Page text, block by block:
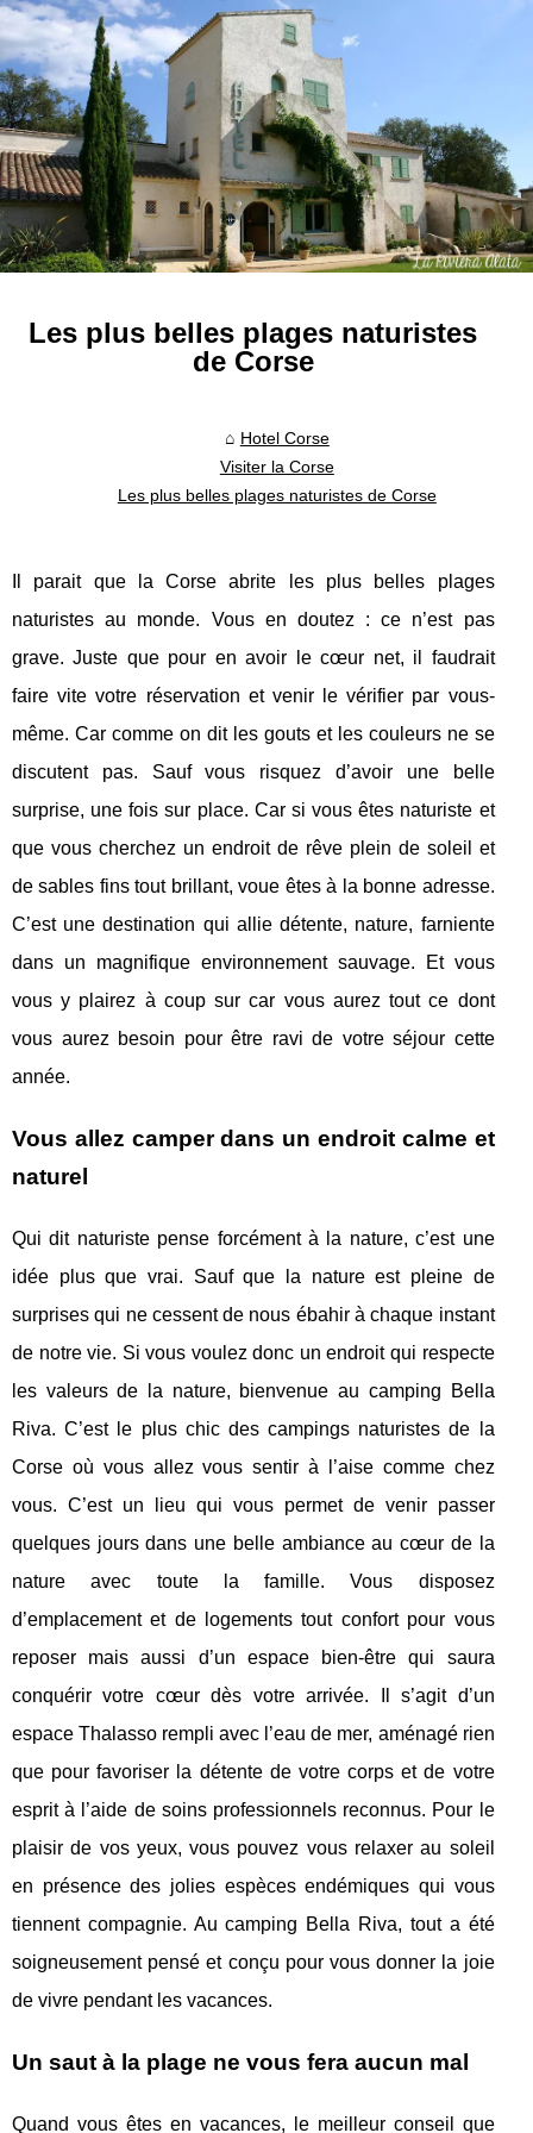
Les plus belles plages naturistes
de Corse
Hotel Corse
Visiter la Corse
Les plus belles plages naturistes de Corse
Il parait que la Corse abrite les plus belles plages
naturistes au monde. Vous en doutez : ce n’est pas
grave. Juste que pour en avoir le cœur net, il faudrait
faire vite votre réservation et venir le vérifier par vous-
même. Car comme on dit les gouts et les couleurs ne se
discutent pas. Sauf vous risquez d’avoir une belle
surprise, une fois sur place. Car si vous êtes naturiste et
que vous cherchez un endroit de rêve plein de soleil et
de sables fins tout brillant, voue êtes à la bonne adresse.
C’est une destination qui allie détente, nature, farniente
dans un magnifique environnement sauvage. Et vous
vous y plairez à coup sur car vous aurez tout ce dont
vous aurez besoin pour être ravi de votre séjour cette
année.
Vous allez camper dans un endroit calme et
naturel
Qui dit naturiste pense forcément à la nature, c’est une
idée plus que vrai. Sauf que la nature est pleine de
surprises qui ne cessent de nous ébahir à chaque instant
de notre vie. Si vous voulez donc un endroit qui respecte
les valeurs de la nature, bienvenue au camping Bella
Riva. C’est le plus chic des campings naturistes de la
Corse où vous allez vous sentir à l’aise comme chez
vous. C’est un lieu qui vous permet de venir passer
quelques jours dans une belle ambiance au cœur de la
nature avec toute la famille. Vous disposez
d’emplacement et de logements tout confort pour vous
reposer mais aussi d’un espace bien-être qui saura
conquérir votre cœur dès votre arrivée. Il s’agit d’un
espace Thalasso rempli avec l’eau de mer, aménagé rien
que pour favoriser la détente de votre corps et de votre
esprit à l’aide de soins professionnels reconnus. Pour le
plaisir de vos yeux, vous pouvez vous relaxer au soleil
en présence des jolies espèces endémiques qui vous
tiennent compagnie. Au camping Bella Riva, tout a été
soigneusement pensé et conçu pour vous donner la joie
de vivre pendant les vacances.
Un saut à la plage ne vous fera aucun mal
Quand vous êtes en vacances, le meilleur conseil que